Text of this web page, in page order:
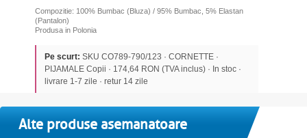
Compozitie: 100% Bumbac (Bluza) / 95% Bumbac, 5% Elastan
(Pantalon)
Produsa in Polonia
Pe scurt: SKU CO789-790/123 · CORNETTE ·
PIJAMALE Copii · 174,64 RON (TVA inclus) · In stoc ·
livrare 1-7 zile · retur 14 zile
Alte produse asemanatoare